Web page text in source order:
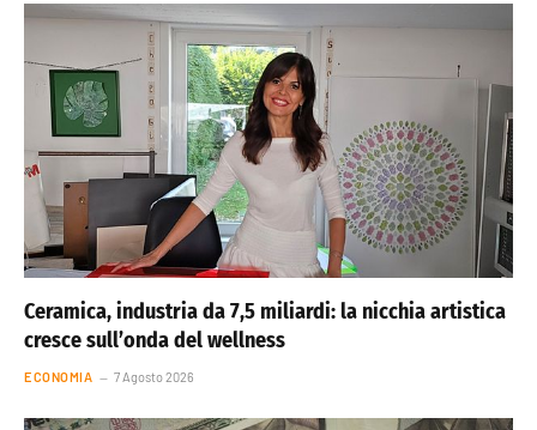
Ceramica, industria da 7,5 miliardi: la nicchia artistica
cresce sull’onda del wellness
ECONOMIA 7 Agosto 2026